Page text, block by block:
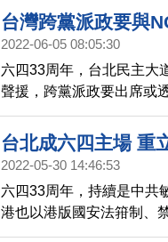
號甚至被切斷。德國駐中
除。
台灣跨黨派政要與
2022-06-05 08:05:30
六四33周年，台北民主大
聲援，跨黨派政要出席或
括民進黨副秘書長林飛帆
申翰；民眾黨、時代力量
雅。此外，台灣五個主要
台北成六四主場 重
2022-05-30 14:46:53
六四33周年，持續是中共
港也以港版國安法箝制、
人權團體，將在台北中正